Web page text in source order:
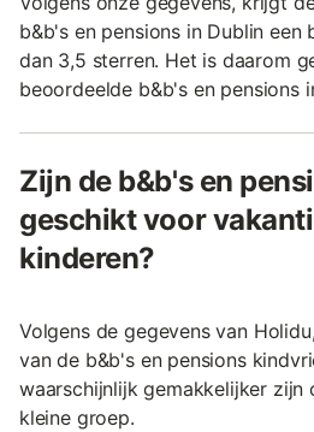
b&b's en pensions in Dublin een
dan 3,5 sterren. Het is daarom
beoordeelde b&b's en pensions
Zijn de b&b's en
geschikt voor
kinderen?
Volgens de gegevens van
van de b&b's en pensions
waarschijnlijk gemakkelijker zijn
kleine groep.